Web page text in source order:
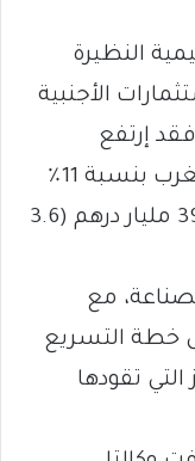
النظيرة
الأجنبية
إرتفع
الإستثمار الأجنبي المباشر في المغرب بنسبة 11٪
بين عامي 2010 و 2015 ليصل إلى 39 مليار درهم (3.6
مع
خطة التسريع
تقودها